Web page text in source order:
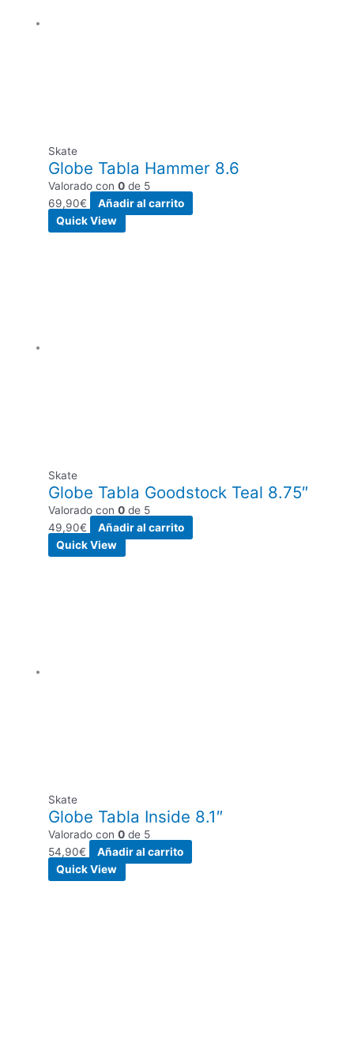
Skate
Globe Tabla Hammer 8.6
Valorado con0 de 5
69,90€
Añadir al carrito
Quick View
Skate
Globe Tabla Goodstock Teal 8.75″
Valorado con0 de 5
49,90€
Añadir al carrito
Quick View
Skate
Globe Tabla Inside 8.1″
Valorado con0 de 5
54,90€
Añadir al carrito
Quick View